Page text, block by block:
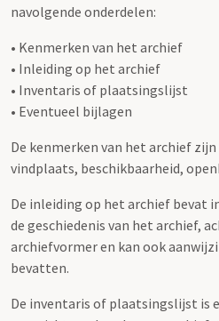
navolgende onderdelen:
• Kenmerken van het archief
• Inleiding op het archief
• Inventaris of plaatsingslijst
• Eventueel bijlagen
De kenmerken van het archief zijn
vindplaats, beschikbaarheid,
De inleiding op het archief bevat
de geschiedenis van het archief,
archiefvormer en kan ook
bevatten.
De inventaris of plaatsingslijst is